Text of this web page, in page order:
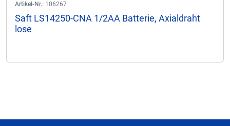
Artikel-Nr.: 106267
Saft LS14250-CNA 1/2AA Batterie, Axialdraht
lose